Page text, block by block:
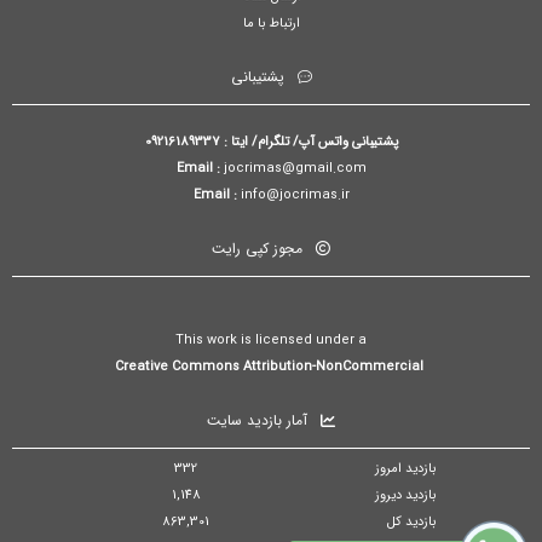
ارتباط با ما
پشتیبانی
پشتیبانی واتس آپ/ تلگرام/ ایتا : 09216189337
Email :jocrimas@gmail.com
Email :info@jocrimas.ir
مجوز کپی رایت
This work is licensed under a
آمار بازدید سایت
بازدید امروز
332
بازدید دیروز
1,148
بازدید کل
863,301